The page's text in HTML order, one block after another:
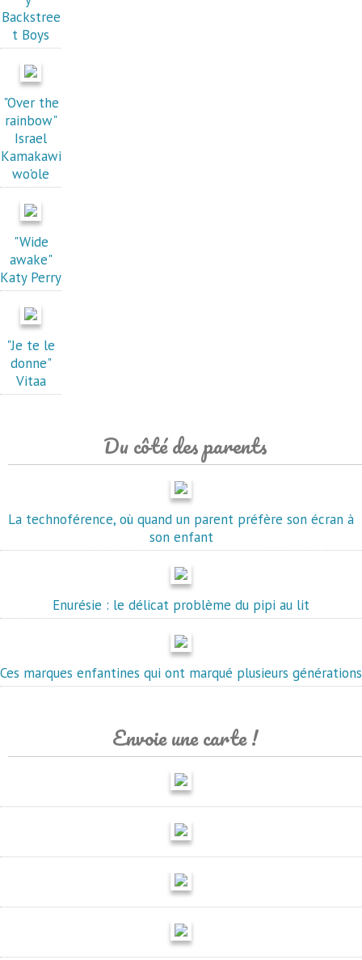
Backstree
t Boys
"Over the
rainbow"
Israel
Kamakawi
wo'ole
"Wide
awake"
Katy Perry
"Je te le
donne"
Vitaa
Du côté des parents
La technoférence, où quand un parent préfère son écran à
son enfant
Enurésie : le délicat problème du pipi au lit
Ces marques enfantines qui ont marqué plusieurs générations
Envoie une carte !